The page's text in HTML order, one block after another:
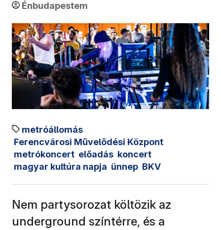
Énbudapestem
metróállomás
Ferencvárosi Művelődési Központ
metrókoncert előadás koncert
magyar kultúra napja ünnep BKV
Nem partysorozat költözik az
underground színtérre, és a